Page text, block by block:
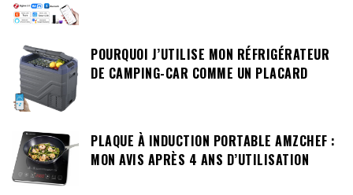
POURQUOI J’UTILISE MON RÉFRIGÉRATEUR
DE CAMPING-CAR COMME UN PLACARD
PLAQUE À INDUCTION PORTABLE AMZCHEF :
MON AVIS APRÈS 4 ANS D’UTILISATION